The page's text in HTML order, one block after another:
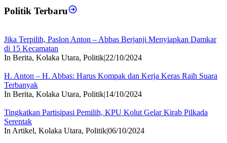
Politik Terbaru
Jika Terpilih, Paslon Anton – Abbas Berjanji Menyiapkan Damkar
di 15 Kecamatan
In Berita, Kolaka Utara, Politik|22/10/2024
H. Anton – H. Abbas: Harus Kompak dan Kerja Keras Raih Suara
Terbanyak
In Berita, Kolaka Utara, Politik|14/10/2024
Tingkatkan Partisipasi Pemilih, KPU Kolut Gelar Kirab Pilkada
Serentak
In Artikel, Kolaka Utara, Politik|06/10/2024